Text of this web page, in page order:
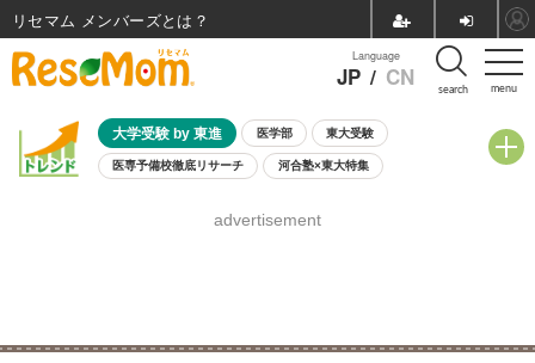
menu
Language
JP / CN search
大学受験 by 東進 医学部 東大受験
医専予備校徹底リサーチ 河合塾×東大特集
8月開催学校説明会・相談会
advertisement
リセマム メンバーズ